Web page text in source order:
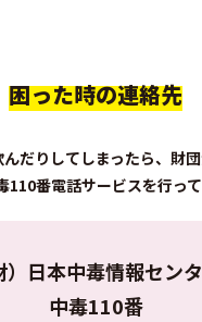
困った時の連絡先
だりしてしまったら、財
110番電話サービスを行って
）日本中毒情報セン
中毒110番